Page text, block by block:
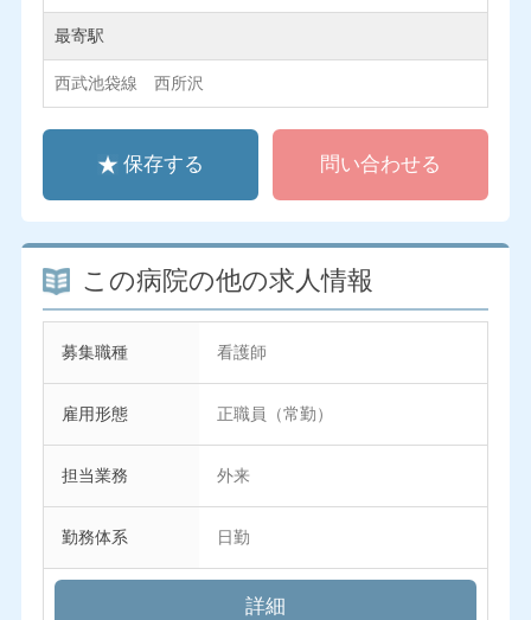
最寄駅
西武池袋線 西所沢
保存する 問い合わせる
この病院の他の求人情報
募集職種 看護師
雇用形態 正職員（常勤）
担当業務 外来
勤務体系 日勤
詳細